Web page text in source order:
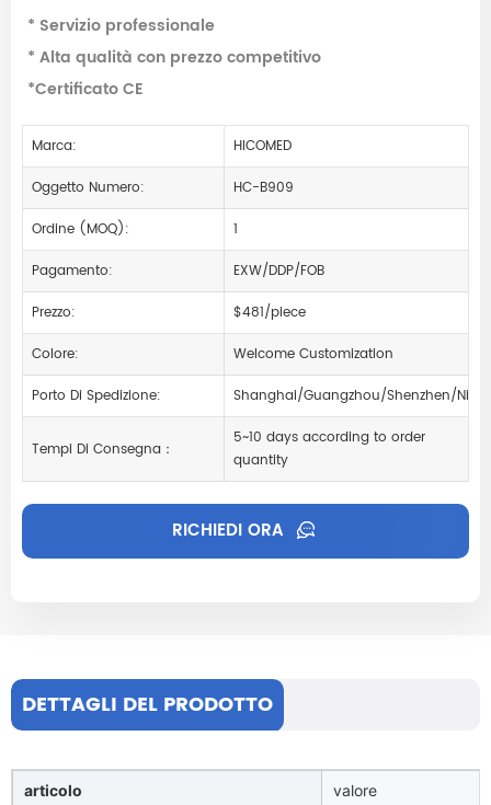
* Servizio professionale
* Alta qualità con prezzo competitivo
*Certificato CE
Marca:
HICOMED
Oggetto Numero:
HC-B909
Ordine (MOQ):
1
Pagamento:
EXW/DDP/FOB
Prezzo:
$481/piece
Colore:
Welcome Customization
Porto Di Spedizione:
Shanghai/Guangzhou/Shenzhen/
Tempi Di Consegna：
5~10 days according to order
quantity
RICHIEDI ORA
DETTAGLI DEL PRODOTTO
articolo valore